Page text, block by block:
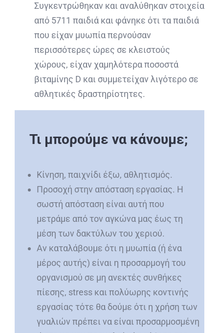
Συγκεντρώθηκαν και αναλύθηκαν στοιχεία
από 5711 παιδιά και φάνηκε ότι τα παιδιά
που είχαν μυωπία περνούσαν
περισσότερες ώρες σε κλειστούς
χώρους, είχαν χαμηλότερα ποσοστά
βιταμίνης D και συμμετείχαν λιγότερο σε
αθλητικές δραστηρίοτητες.
Τι μπορούμε να κάνουμε;
Κίνηση, παιχνίδι έξω, αθλητισμός.
Προσοχή στην απόσταση εργασίας. Η
σωστή απόσταση είναι αυτή που
μετράμε από τον αγκώνα μας έως τη
μέση των δακτύλων του χεριού.
Αν καταλάβουμε ότι η μυωπία (ή ένα
μέρος αυτής) είναι η προσαρμογή του
οργανισμού σε μη ανεκτές συνθήκες
πίεσης, stress και πολύωρης κοντινής
εργασίας τότε θα δούμε ότι η χρήση των
γυαλιών πρέπει να είναι προσαρμοσμένη